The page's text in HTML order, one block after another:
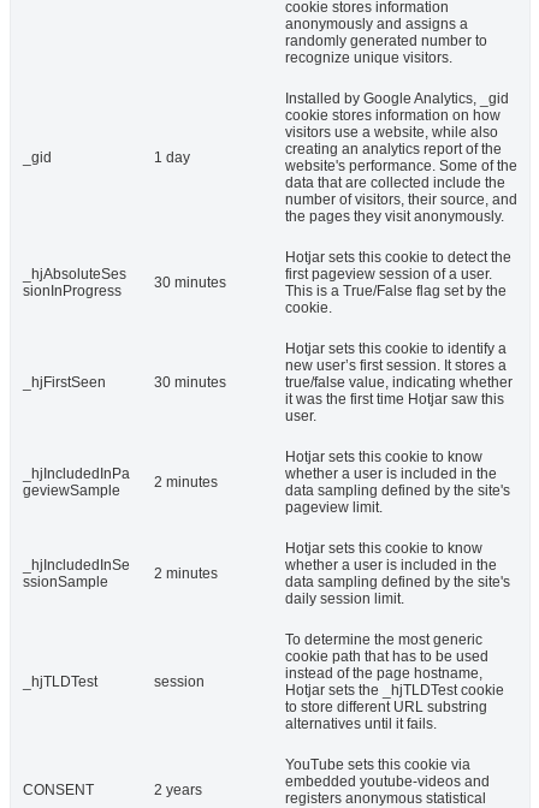
cookie stores information
anonymously and assigns a
randomly generated number to
recognize unique visitors.
_gid 1 day
Installed by Google Analytics, _gid
cookie stores information on how
visitors use a website, while also
creating an analytics report of the
website's performance. Some of the
data that are collected include the
number of visitors, their source, and
the pages they visit anonymously.
_hjAbsoluteSes
sionInProgress
30 minutes
Hotjar sets this cookie to detect the
first pageview session of a user.
This is a True/False flag set by the
cookie.
_hjFirstSeen 30 minutes
Hotjar sets this cookie to identify a
new user’s first session. It stores a
true/false value, indicating whether
it was the first time Hotjar saw this
user.
_hjIncludedInPa
geviewSample
2 minutes
Hotjar sets this cookie to know
whether a user is included in the
data sampling defined by the site's
pageview limit.
_hjIncludedInSe
ssionSample
2 minutes
Hotjar sets this cookie to know
whether a user is included in the
data sampling defined by the site's
daily session limit.
_hjTLDTest session
To determine the most generic
cookie path that has to be used
instead of the page hostname,
Hotjar sets the _hjTLDTest cookie
to store different URL substring
alternatives until it fails.
CONSENT 2 years
YouTube sets this cookie via
embedded youtube-videos and
registers anonymous statistical